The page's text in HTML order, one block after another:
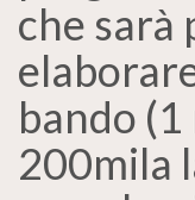
che sarà
bando
200mila